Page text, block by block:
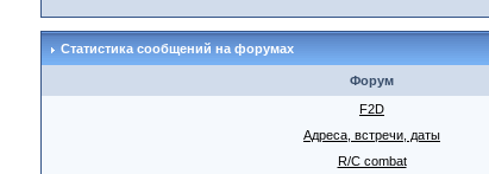
Статистика сообщений на форумах
Форум
F2D
Адреса, встречи, даты
R/C combat